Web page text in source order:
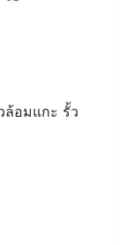
ล้อมแกะ รั้ว